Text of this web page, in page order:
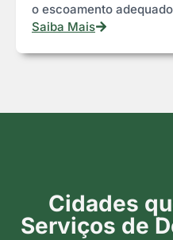
o escoamento
Saiba Mais
Cidades
Serviços de